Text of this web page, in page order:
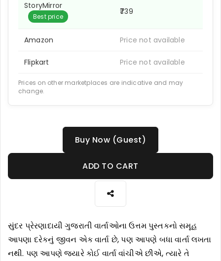
StoryMirror
Best price
₹739
Amazon Price not available
Flipkart Price not available
Prices on other marketplaces are indicative and may
change.
Buy Now (Guest)
ADD TO CART
સુંદર પ્રેરણાદાયી ગુજરાતી વાર્તાઓના ઉત્તમ પુસ્તકનો સમૂહ
આપણા દરેકનું જીવન એક વાર્તા છે, પણ આપણે બધા વાર્તા લખતા
નથી. પણ આપણે જયારે કોઈ વાર્તા વાંચીએ છીએ, ત્યારે તે